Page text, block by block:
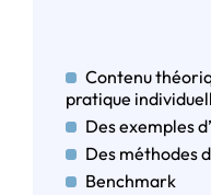
Contenu
pratique
Des exemples
Des méthodes
Benchmark